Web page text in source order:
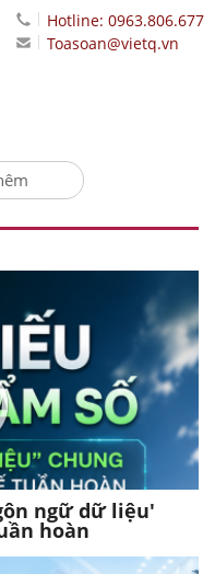
Hotline: 0963.806.677
Toasoan@vietq.vn
ngữ dữ liệu'
hoàn